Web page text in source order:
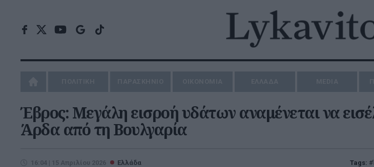
Έβρος: Μεγάλη εισροή υδάτων αναμένεται να
Άρδα από τη Βουλγαρία
16:04 | 15 Απριλίου 2026 Ελλάδα Tags: